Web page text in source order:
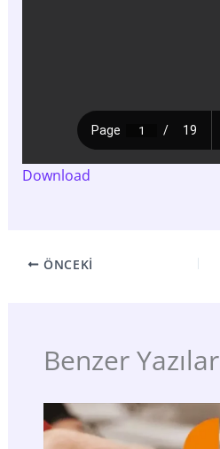
Download
ÖNCEKI
Benzer Yazılar